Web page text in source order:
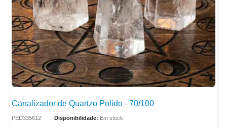
Canalizador de Quartzo Polido - 70/100
PED335612 Disponibilidade: Em stock